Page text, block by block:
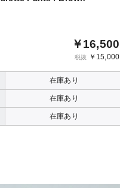
￥16,500
税抜 ￥15,000
在庫あり
在庫あり
在庫あり